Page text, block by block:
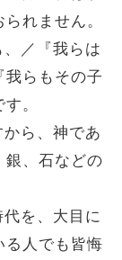
れません。
／『我らは
我らもその子
。
ら、神であ
銀、石などの
を、大目に
る人でも皆悔